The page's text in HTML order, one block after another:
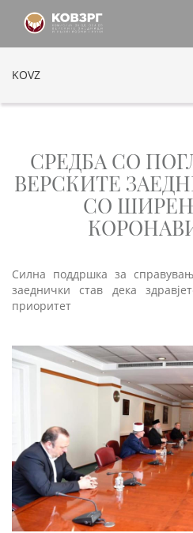
KOVZ
СРЕДБА СО
ВЕРСКИТЕ
СО
Силна поддршка за
заеднички став дека
приоритет